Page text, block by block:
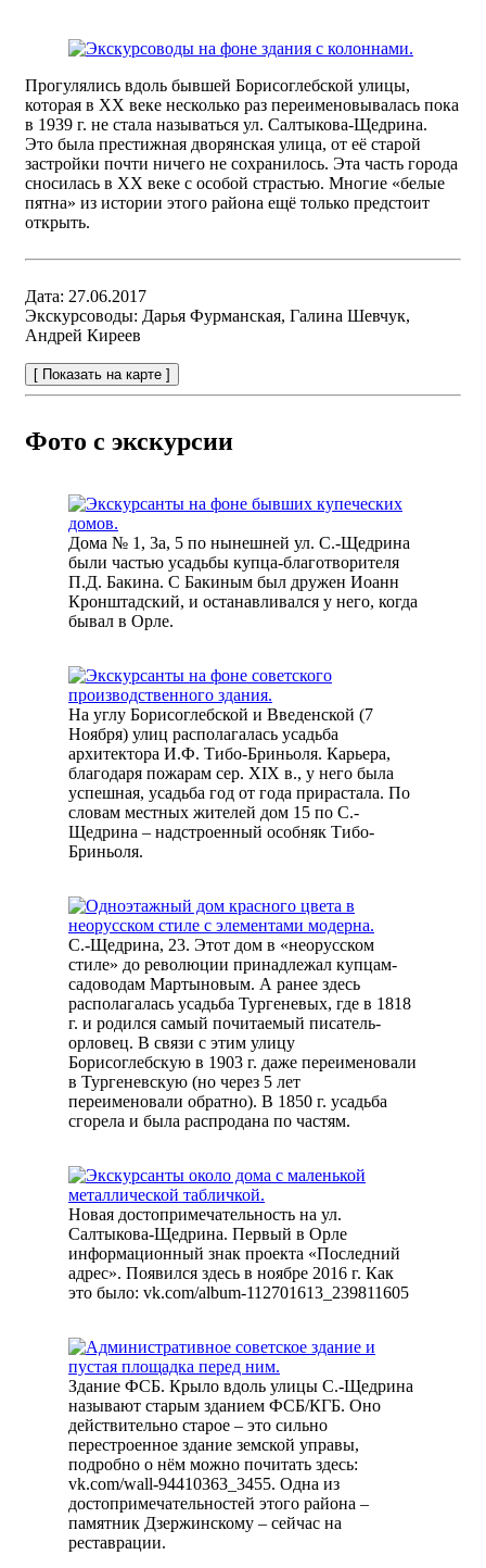
Прогулялись вдоль бывшей Борисоглебской улицы,
которая в XX веке несколько раз переименовывалась пока
в 1939 г. не стала называться ул. Салтыкова-Щедрина.
Это была престижная дворянская улица, от её старой
застройки почти ничего не сохранилось. Эта часть города
сносилась в XX веке с особой страстью. Многие «белые
пятна» из истории этого района ещё только предстоит
открыть.
Дата: 27.06.2017
Экскурсоводы: Дарья Фурманская, Галина Шевчук,
Андрей Киреев
[ Показать на карте ]
Фото с экскурсии
Дома № 1, 3а, 5 по нынешней ул. С.-Щедрина
были частью усадьбы купца-благотворителя
П.Д. Бакина. С Бакиным был дружен Иоанн
Кронштадский, и останавливался у него, когда
бывал в Орле.
На углу Борисоглебской и Введенской (7
Ноября) улиц располагалась усадьба
архитектора И.Ф. Тибо-Бриньоля. Карьера,
благодаря пожарам сер. XIX в., у него была
успешная, усадьба год от года прирастала. По
словам местных жителей дом 15 по С.-
Щедрина – надстроенный особняк Тибо-
Бриньоля.
С.-Щедрина, 23. Этот дом в «неорусском
стиле» до революции принадлежал купцам-
садоводам Мартыновым. А ранее здесь
располагалась усадьба Тургеневых, где в 1818
г. и родился самый почитаемый писатель-
орловец. В связи с этим улицу
Борисоглебскую в 1903 г. даже переименовали
в Тургеневскую (но через 5 лет
переименовали обратно). В 1850 г. усадьба
сгорела и была распродана по частям.
Новая достопримечательность на ул.
Салтыкова-Щедрина. Первый в Орле
информационный знак проекта «Последний
адрес». Появился здесь в ноябре 2016 г. Как
это было: vk.com/album-112701613_239811605
Здание ФСБ. Крыло вдоль улицы С.-Щедрина
называют старым зданием ФСБ/КГБ. Оно
действительно старое – это сильно
перестроенное здание земской управы,
подробно о нём можно почитать здесь:
vk.com/wall-94410363_3455. Одна из
достопримечательностей этого района –
памятник Дзержинскому – сейчас на
реставрации.